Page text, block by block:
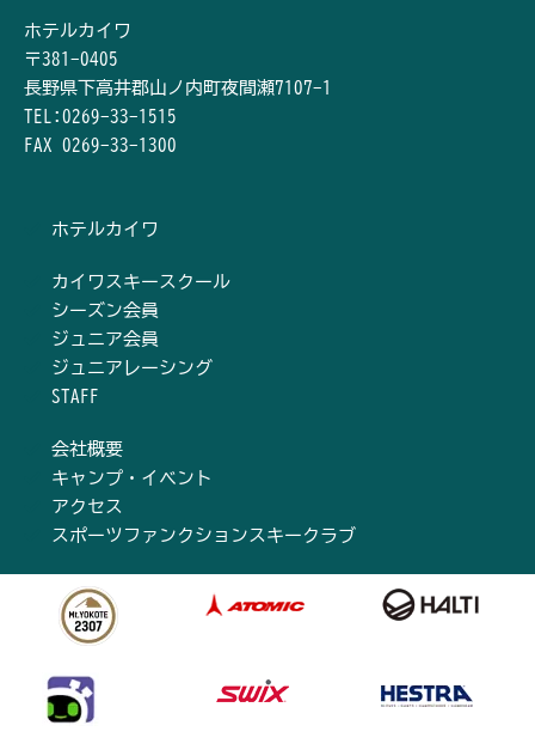
« Previous
ホテルカイワ
〒381-0405
長野県下高井郡山ノ内町夜間瀬7107-1
TEL:0269-33-1515
FAX 0269-33-1300
ホテルカイワ
カイワスキースクール
シーズン会員
ジュニア会員
ジュニアレーシング
STAFF
会社概要
キャンプ・イベント
アクセス
スポーツファンクションスキークラブ